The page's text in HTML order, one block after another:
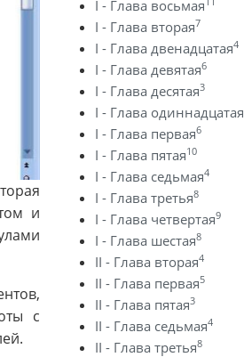
и
с
I - Глава восьмая
I - Глава вторая7
I - Глава двенадцатая4
I - Глава девятая6
I - Глава десятая3
I - Глава одиннадцатая
I - Глава первая6
I - Глава пятая10
I - Глава седьмая4
I - Глава третья8
I - Глава четвертая9
I - Глава шестая8
II - Глава вторая4
II - Глава первая5
II - Глава пятая3
II - Глава седьмая4
II - Глава третья8